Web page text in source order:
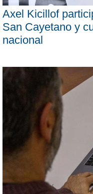
Axel Kicillof
San Cayetano y
nacional